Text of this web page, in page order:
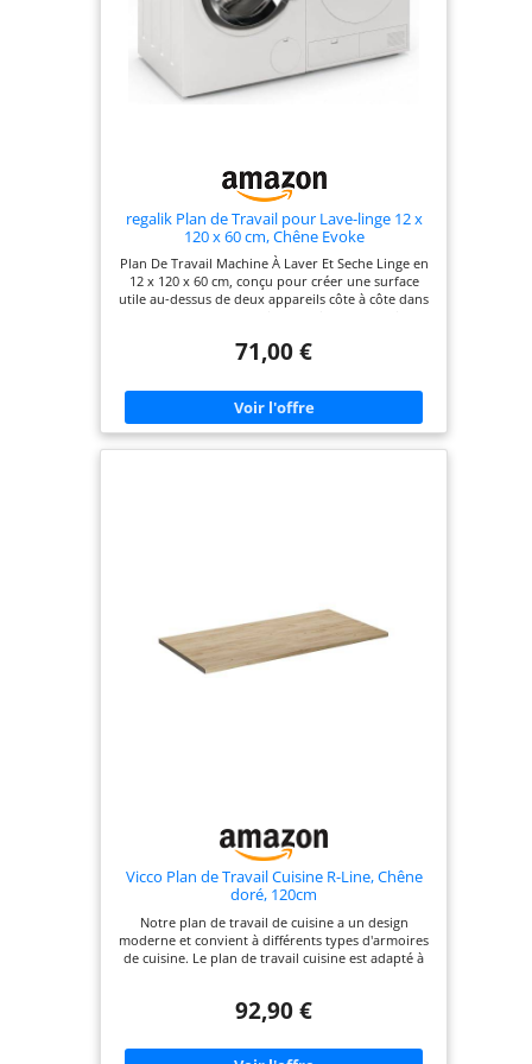
poudre. Pieds
réglables en
hauteur pour
Dimensions
intérieures du
tiroir standard :
449 x 444 x 118
mm (L x P x H)
regalik Plan de Travail pour Lave-linge 12 x
120 x 60 cm, Chêne Evoke
Plan De Travail Machine À Laver Et Seche Linge en
12 x 120 x 60 cm, conçu pour créer une surface
utile au-dessus de deux appareils côte à côte dans
pratique pour les installations plus profondes et
travail pour lave-linge en stratifié couleur chêne,
épaisseur 18 mm, avec chants ABS 0,8 mm, stable,
esthétique et adapté à un usage quotidien.
Rangement Buanderie avec rebords latéraux et
71,00 €
Vicco Plan de Travail Cuisine R-Line, Chêne
doré, 120cm
Notre plan de travail de cuisine a un design
moderne et convient à différents types d'armoires
de cuisine. Le plan de travail cuisine est adapté à
s'adapter à tous les types d'armoires. DIMENSIONS
Largeur, 2,8 cm - Hauteur, 60 cm - Profondeur.
92,90 €